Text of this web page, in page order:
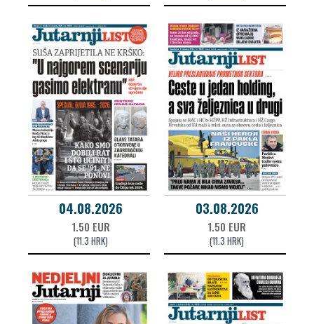
04.08.2026
1.50 EUR
(11.3 HRK)
03.08.2026
1.50 EUR
(11.3 HRK)